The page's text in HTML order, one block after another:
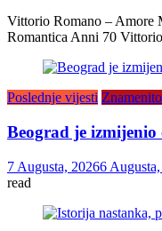
Vittorio Romano – Amore
Romantica Anni 70
Poslednje vijesti
Beograd je
7 Augusta, 20266
read